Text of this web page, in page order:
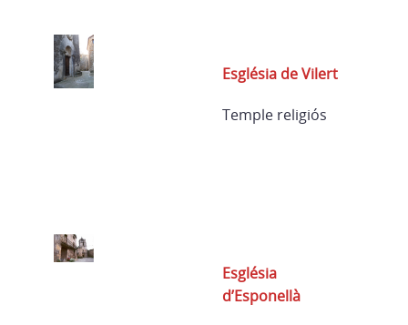
Església de Vilert
Temple religiós
Església
d’Esponellà